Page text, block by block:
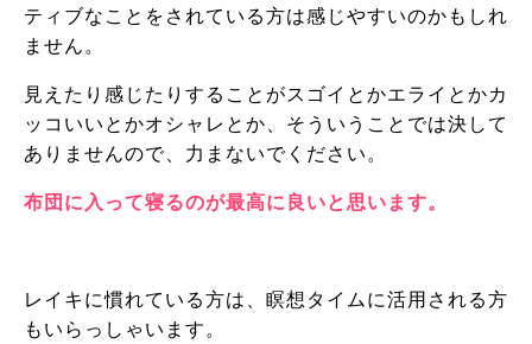
ティブなことをされている方は感じやすいのかもしれ
ません。
見えたり感じたりすることがスゴイとかエライとかカ
ッコいいとかオシャレとか、そういうことでは決して
ありませんので、力まないでください。
布団に入って寝るのが最高に良いと思います。
レイキに慣れている方は、瞑想タイムに活用される方
もいらっしゃいます。